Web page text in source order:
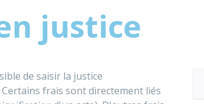
justice
de saisir la justice
Certains frais sont directement liés